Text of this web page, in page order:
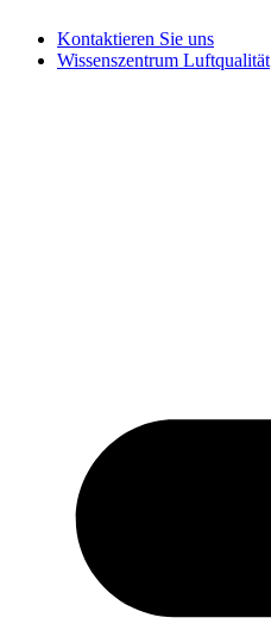
Inhalt
springen
Kontaktieren Sie uns
Wissenszentrum Luftqualität